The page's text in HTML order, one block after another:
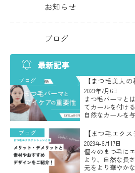
お知らせ
ブログ
最新記事
ブログ
【まつ毛美人
イケアの重要性
2023年7月6日
まつ毛パーマと
てカールを付け
自然なカールを
することができ
目を大きく見せ
ブログ
【まつ毛エク
ト・デメリット
ンをご紹介！
2023年6月17日
個々のまつ毛に
より、自然な長
元をより華やか